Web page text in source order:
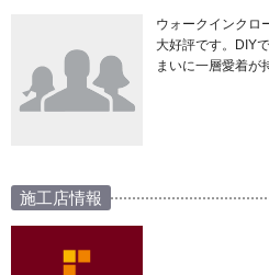
ウォークインクロ
大好評です。DIY
まいに一層愛着が
施工店情報